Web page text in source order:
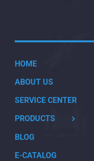
HOME
ABOUT US
SERVICE CENTER
PRODUCTS
BLOG
E-CATALOG